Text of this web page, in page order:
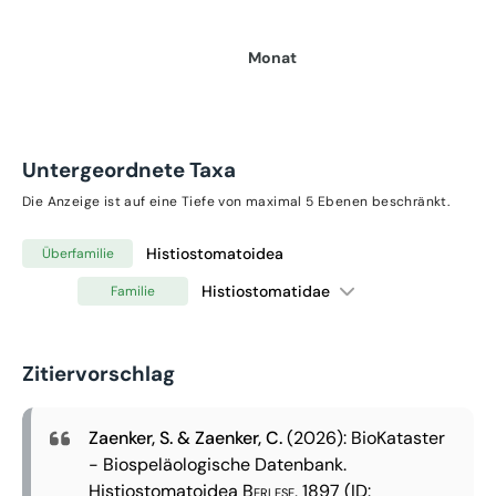
Monat
Untergeordnete Taxa
Die Anzeige ist auf eine Tiefe von maximal 5 Ebenen beschränkt.
Überfamilie Histiostomatoidea
Familie Histiostomatidae
Zitiervorschlag
Zaenker, S. & Zaenker, C.(2026): BioKataster
- Biospeläologische Datenbank.
Histiostomatoidea Berlese, 1897 (ID: